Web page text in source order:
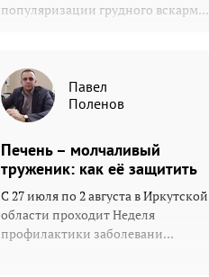
популяризации грудного вскарм...
Павел
Поленов
Печень – молчаливый
труженик: как её защитить
С 27 июля по 2 августа в Иркутской
области проходит Неделя
профилактики заболевани...